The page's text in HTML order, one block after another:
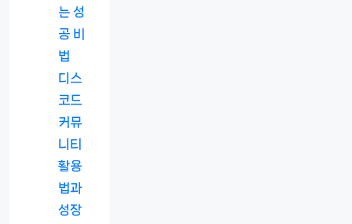
는 성
공 비
법
디스
코드
커뮤
니티
활용
법과
성장